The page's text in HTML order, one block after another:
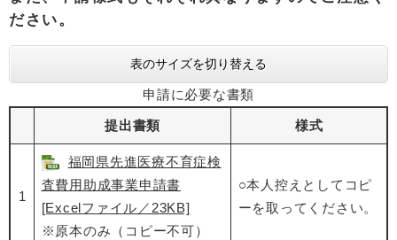
ださい。
表のサイズを切り替える
申請に必要な書類
提出書類 様式
1
福岡県先進医療不育症検
査費用助成事業申請書
[Excelファイル／23KB]
※原本のみ（コピー不可）
○本人控えとしてコピ
ーを取ってください。